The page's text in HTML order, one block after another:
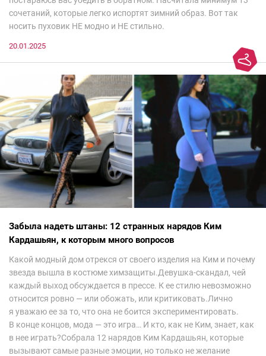
сочетаний, которые легко испортят зимний образ. Вот так
носить пуховик НЕ модно и НЕ стильно.
20.01.2025
Забыла надеть штаны: 12 странных нарядов Ким
Кардашьян, к которым много вопросов
Какой модный дом отрекся от своего изделия на Ким и почему
звезда вышла в костюме химзащиты.Девушка-скандал, чей
каждый выход обсуждается в прессе. К ее стилю невозможно
относится ровно — или обожать, или критиковать.Лично
я уважаю ее за то, что она не боится экспериментировать.
В конце концов, мода — это игра… И кто, как не Ким, знает, как
в нее играть?Собрала 12 нарядов Ким Кардашьян, которые
вызывают самые разные эмоции, но только не желание